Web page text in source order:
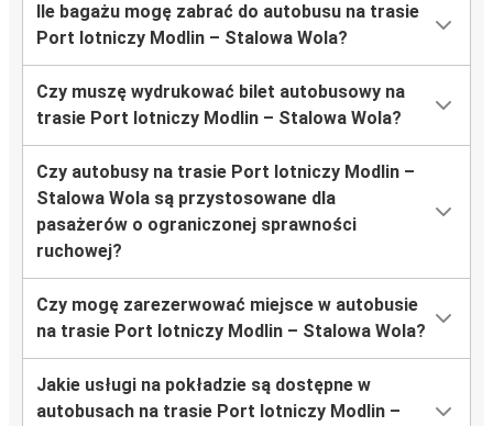
Ile bagażu mogę zabrać do autobusu na trasie
Port lotniczy Modlin – Stalowa Wola?
Czy muszę wydrukować bilet autobusowy na
trasie Port lotniczy Modlin – Stalowa Wola?
Czy autobusy na trasie Port lotniczy Modlin –
Stalowa Wola są przystosowane dla
pasażerów o ograniczonej sprawności
ruchowej?
Czy mogę zarezerwować miejsce w autobusie
na trasie Port lotniczy Modlin – Stalowa Wola?
Jakie usługi na pokładzie są dostępne w
autobusach na trasie Port lotniczy Modlin –